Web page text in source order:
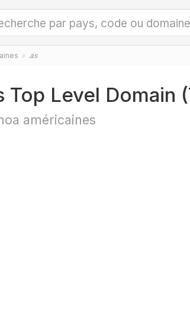
.as
Top Level Domain
américaines